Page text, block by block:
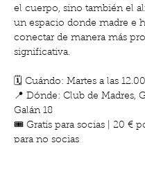
el cuerpo, sino también el
un espacio donde madre e
conectar de manera más
significativa.
🗓️ Cuándo: Martes a las
📍 Dónde: Club de Madres,
Galán 18
🎟️ Gratis para socias | 20 €
para no socias